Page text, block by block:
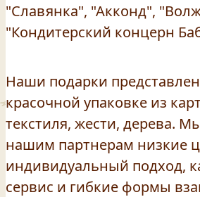
"Славянка", "Акконд",
"Кондитерский концерн
Наши подарки
красочной упаковке из
текстиля, жести, дерева.
нашим партнерам низкие
индивидуальный подход,
сервис и гибкие формы